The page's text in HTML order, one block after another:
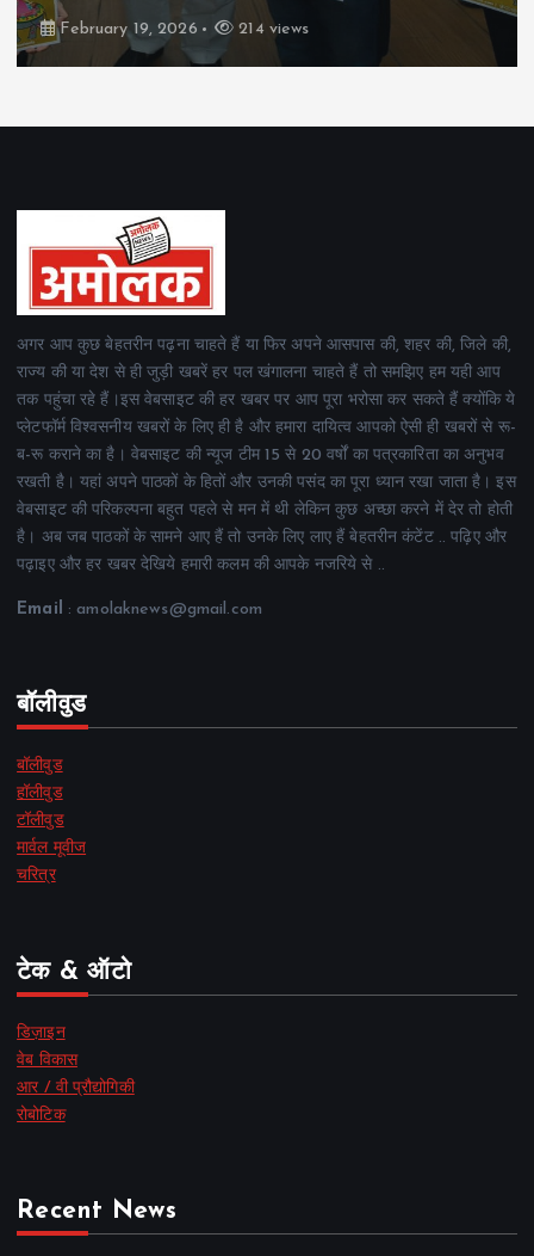
February 19, 2026 167 views
अगर आप कुछ बेहतरीन पढ़ना चाहते हैं या फिर अपने आसपास की, शहर की, जिले की,
राज्य की या देश से ही जुड़ी खबरें हर पल खंगालना चाहते हैं तो समझिए हम यही आप
तक पहुंचा रहे हैं।इस वेबसाइट की हर खबर पर आप पूरा भरोसा कर सकते हैं क्योंकि ये
प्लेटफॉर्म विश्वसनीय खबरों के लिए ही है और हमारा दायित्व आपको ऐसी ही खबरों से रू-
ब-रू कराने का है। वेबसाइट की न्यूज टीम 15 से 20 वर्षों का पत्रकारिता का अनुभव
रखती है। यहां अपने पाठकों के हितों और उनकी पसंद का पूरा ध्यान रखा जाता है। इस
वेबसाइट की परिकल्पना बहुत पहले से मन में थी लेकिन कुछ अच्छा करने में देर तो होती
है। अब जब पाठकों के सामने आए हैं तो उनके लिए लाए हैं बेहतरीन कंटेंट .. पढ़िए और
पढ़ाइए और हर खबर देखिये हमारी कलम की आपके नजरिये से ..
Email : amolaknews@gmail.com
बॉलीवुड
बॉलीवुड
हॉलीवुड
टॉलीवुड
मार्वल मूवीज
चरित्र
टेक & ऑटो
डिज़ाइन
वेब विकास
आर / वी प्रौद्योगिकी
रोबोटिक
Recent News